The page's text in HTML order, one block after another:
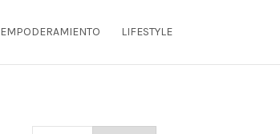
EMPODERAMIENTO LIFESTYLE